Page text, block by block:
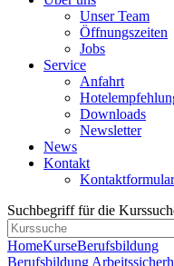
Unser Team
Öffnungszeiten
Jobs
Service
Anfahrt
Downloads
Newsletter
News
Kontakt
Kontaktformular
Suchbegriff für die
HomeKurseBerufsbildung
Berufsbildung